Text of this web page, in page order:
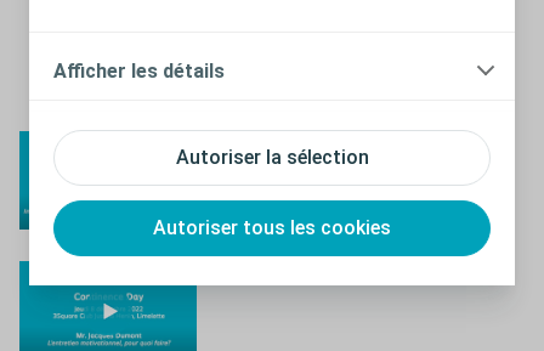
Autoriser la sélection
Autoriser tous les cookies
Afficher les détails